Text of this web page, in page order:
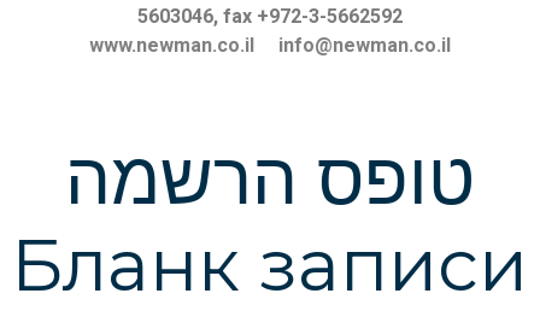
5603046, fax +972-3-5662592
www.newman.co.il
info@newman.co.il
טופס הרשמה
Бланк записи
Читабельный шрифт
Яркий контраст
font_download Выделить ссылки
настройки